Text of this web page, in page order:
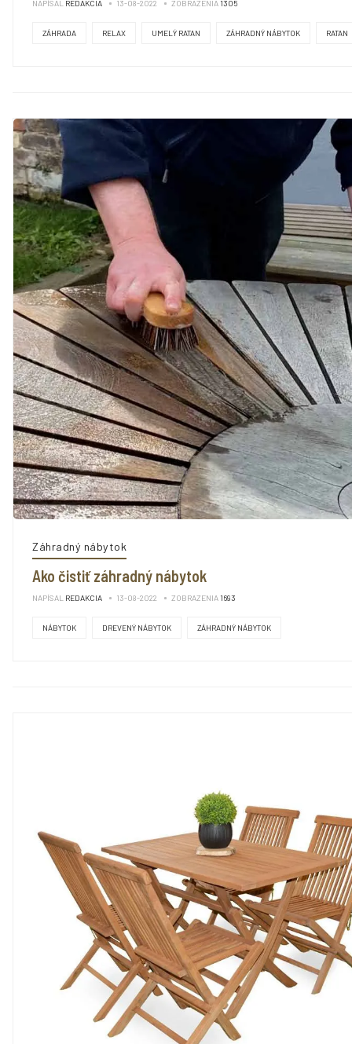
NAPÍSAL REDAKCIA 13-08-2022 ZOBRAZENIA 1305
ZÁHRADA RELAX UMELÝ RATAN ZÁHRADNÝ NÁBYTOK RATAN
Záhradný nábytok
Ako čistiť záhradný nábytok
NAPÍSAL REDAKCIA 13-08-2022 ZOBRAZENIA 1693
NÁBYTOK DREVENÝ NÁBYTOK ZÁHRADNÝ NÁBYTOK